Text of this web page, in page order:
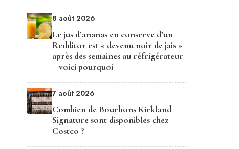
8 août 2026
Le jus d’ananas en conserve d’un
Redditor est « devenu noir de jais »
après des semaines au réfrigérateur
– voici pourquoi
7 août 2026
Combien de Bourbons Kirkland
Signature sont disponibles chez
Costco ?